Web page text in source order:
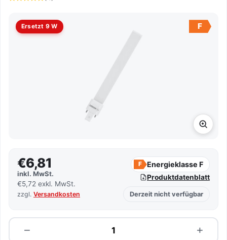
Ersetzt 9 W F
€6,81
inkl. MwSt.
€5,72 exkl. MwSt.
zzgl. Versandkosten
F Energieklasse F
Produktdatenblatt
Derzeit nicht verfügbar
−
Menge +